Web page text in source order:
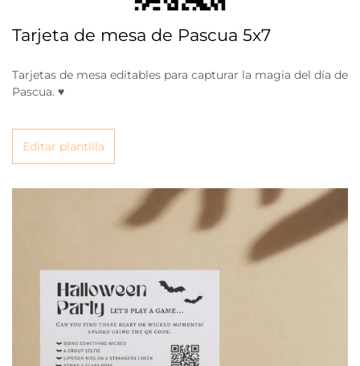
Tarjeta de mesa de Pascua 5x7
Tarjetas de mesa editables para capturar la magia del día de
Pascua. ♥
Editar plantilla